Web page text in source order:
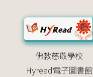
佛教慈敬學校
Hyread電子圖書館